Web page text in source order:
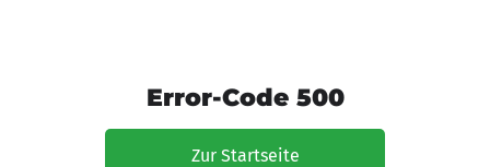
Error-Code 500
Zur Startseite